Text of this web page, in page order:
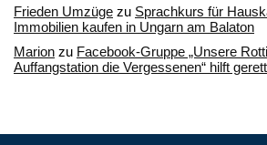
Frieden Umzüge zu Sprachkurs für
Immobilien kaufen in Ungarn am Balaton
Marion zu Facebook-Gruppe „Unsere
Auffangstation die Vergessenen“ hilft